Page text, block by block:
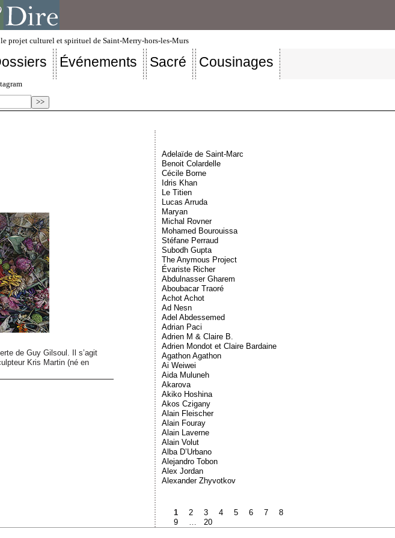
projet culturel et spirituel de Saint-Merry-hors-les-Murs
Événements Sacré Cousinages
de Guy Gilsoul. Il s’agit
Kris Martin (né en
Adelaïde de Saint-Marc
Benoit Colardelle
Cécile Borne
Idris Khan
Le Titien
Lucas Arruda
Maryan
Michal Rovner
Mohamed Bourouissa
Stéfane Perraud
Subodh Gupta
The Anymous Project
Évariste Richer
Abdulnasser Gharem
Aboubacar Traoré
Achot Achot
Ad Nesn
Adel Abdessemed
Adrian Paci
Adrien M & Claire B.
Adrien Mondot et Claire Bardaine
Agathon Agathon
Ai Weiwei
Aida Muluneh
Akarova
Akiko Hoshina
Akos Czigany
Alain Fleischer
Alain Fouray
Alain Laverne
Alain Volut
Alba D’Urbano
Alejandro Tobon
Alex Jordan
Alexander Zhyvotkov
1 2 3 4 5 6 7
8
9
20